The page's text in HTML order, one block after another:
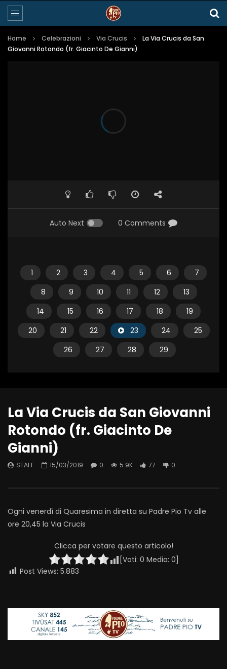
Home Celebrazioni Via Crucis
La Via Crucis da San
Giovanni Rotondo (fr. Giacinto De Gianni)
Auto Next 0 Comments
1 2 3 4 5 6
7
8
9 10 11 12
13
14
15 16 17 18
19
20
21 22 23 24
25
26
27 28 29
La Via Crucis da San Giovanni
Rotondo (fr. Giacinto De
Gianni)
STAFF 15/03/2019 0 5.9K 77 0
Ogni venerdì di Quaresima in diretta su Padre Pio Tv alle
ore 20,45 la Via Crucis
Clicca per votare questo articolo!
[Voti: 0 Media: 0]
Post Views: 5.883